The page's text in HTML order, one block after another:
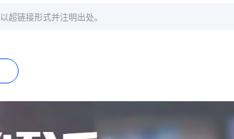
超链接形式并注明出处。